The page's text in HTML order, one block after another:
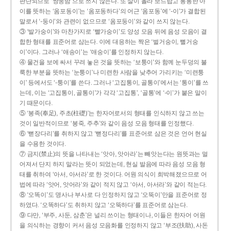
이를 뜻하는 ‘옴포동이’는 ‘옴포동하다’의 어근 ‘옴포동’에 ‘-이’가 결합된
말로서 ‘-둥이’와 관련이 없으므로 ‘옴포둥이’와 같이 쓰지 않는다.
③ ‘발가숭이’와 마찬가지로 ‘빨가숭이’도 양성 모음 뒤에 음성 모음이 결
합한 형태를 표준어로 삼는다. 이에 대응하는 짝은 ‘벌거숭이, 뻘거숭
이’이다. 그러나 ‘애송이’는 ‘애숭이’를 인정하지 않는다.
④ 물건을 보에 싸서 꾸려 놓은 것을 뜻하는 ‘보퉁이’와 함께 눈두덩의 불
룩한 부분을 뜻하는 ‘눈퉁이’나 미련한 사람을 낮추어 가리키는 ‘미련퉁
이’ 등에서도 ‘-퉁이’를 쓴다. 그러나 ‘고집통이, 골통이’에서는 ‘통이’를 쓰
는데, 이는 ‘고집통이, 골통이’가 각각 ‘고집통’, ‘골통’에 ‘-이’가 붙은 말이
기 때문이다.
⑤ ‘봉족(奉足), 주초(柱礎)’는 한자어로서의 형태를 인식하지 않고 쓰는
것이 일반적이므로 ‘봉죽, 주추’와 같이 음성 모음 형태를 인정했다.
⑥ ‘뻗장다리’를 취하지 않고 ‘뻗정다리’를 표준어로 삼은 것은 언어 현실
을 수용한 것이다.
⑦ 금지(禁止)의 뜻을 나타내는 ‘앗아, 앗아라’는 빼앗는다는 원뜻과는 멀
어져서 단지 하지 말라는 뜻이 되었는데, 현실 발음에 따라 음성 모음 형
태를 취하여 ‘아서, 아서라’로 한 것이다. 어원 의식이 희박해졌으므로 어
법에 따라 ‘앗어, 앗어라’와 같이 적지 않고 ‘아서, 아서라’와 같이 적는다.
⑧ ‘오똑이’도 명사나 부사로 다 인정하지 않고 ‘오뚝이’만을 표준어로 정
하였다. ‘오똑하다’도 취하지 않고 ‘오뚝하다’를 표준어로 삼는다.
⑨ 다만, ‘부주, 사둔, 삼춘’은 널리 쓰이는 형태이나, 이들은 한자어 어원
을 의식하는 경향이 커서 음성 모음화를 인정하지 않고 ‘부조(扶助), 사돈